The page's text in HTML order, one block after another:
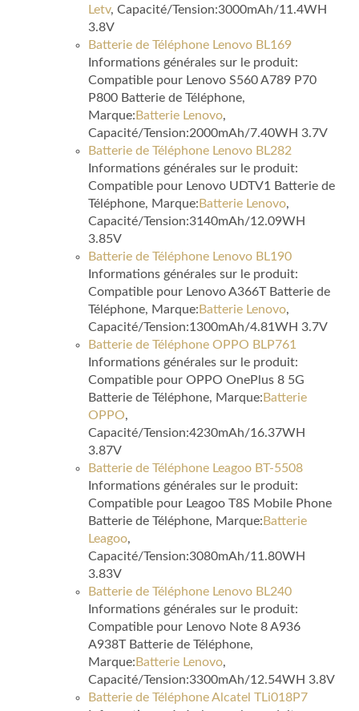
Letv, Capacité/Tension:3000mAh/11.4WH
3.8V
Batterie de Téléphone Lenovo BL169
Informations générales sur le produit:
Compatible pour Lenovo S560 A789 P70
P800 Batterie de Téléphone,
Marque: Batterie Lenovo,
Capacité/Tension:2000mAh/7.40WH 3.7V
Batterie de Téléphone Lenovo BL282
Informations générales sur le produit:
Compatible pour Lenovo UDTV1 Batterie de
Téléphone, Marque: Batterie Lenovo,
Capacité/Tension:3140mAh/12.09WH
3.85V
Batterie de Téléphone Lenovo BL190
Informations générales sur le produit:
Compatible pour Lenovo A366T Batterie de
Téléphone, Marque: Batterie Lenovo,
Capacité/Tension:1300mAh/4.81WH 3.7V
Batterie de Téléphone OPPO BLP761
Informations générales sur le produit:
Compatible pour OPPO OnePlus 8 5G
Batterie de Téléphone, Marque: Batterie
OPPO,
Capacité/Tension:4230mAh/16.37WH
3.87V
Batterie de Téléphone Leagoo BT-5508
Informations générales sur le produit:
Compatible pour Leagoo T8S Mobile Phone
Batterie de Téléphone, Marque: Batterie
Leagoo,
Capacité/Tension:3080mAh/11.80WH
3.83V
Batterie de Téléphone Lenovo BL240
Informations générales sur le produit:
Compatible pour Lenovo Note 8 A936
A938T Batterie de Téléphone,
Marque: Batterie Lenovo,
Capacité/Tension:3300mAh/12.54WH 3.8V
Batterie de Téléphone Alcatel TLi018P7